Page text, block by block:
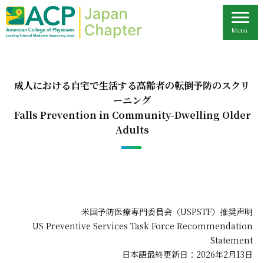
成人における自宅で生活する高齢者の転倒予防のスクリ
ーニング
Falls Prevention in Community-Dwelling Older
Adults
米国予防医療専門委員会（USPSTF）推奨声明
US Preventive Services Task Force Recommendation
Statement
日本語最終更新日：2026年2月13日